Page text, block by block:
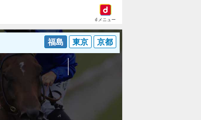
dメニュー
福島 東京 京都